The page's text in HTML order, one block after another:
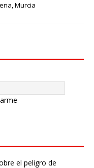
Murcia
el peligro de